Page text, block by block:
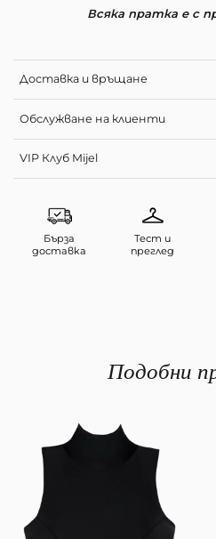
Всяка пратка е с
Доставка и връщане
Обслужване на клиенти
VIP Клуб Mijel
Бърза
доставка
Тест и
преглед
Подобни